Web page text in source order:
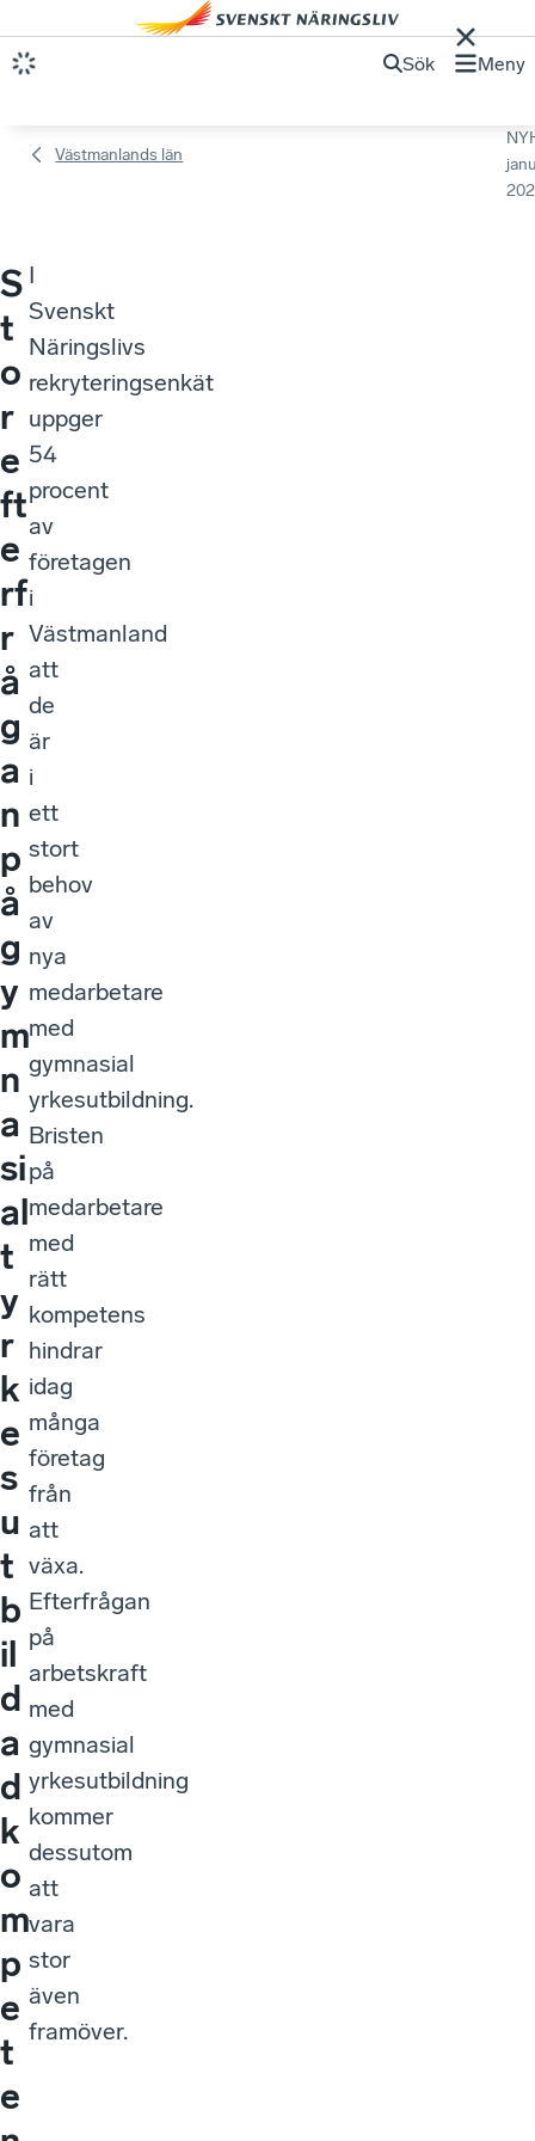
Sök Meny
Västmanlands län
S
t
o
r
e
ft
e
rf
r
å
g
a
n
p
å
g
y
m
n
a
si
al
t
y
r
k
e
s
u
t
b
il
d
a
d
k
o
m
p
e
t
e
I
Svenskt
Näringslivs
rekryteringsenkät
uppger
54
procent
av
företagen
i
Västmanland
att
de
är
i
ett
stort
behov
av
nya
medarbetare
med
gymnasial
yrkesutbildning.
Bristen
på
medarbetare
med
rätt
kompetens
hindrar
idag
många
företag
från
att
växa.
Efterfrågan
på
arbetskraft
med
gymnasial
yrkesutbildning
kommer
dessutom
att
vara
stor
även
framöver.